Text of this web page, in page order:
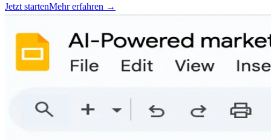
Jetzt startenMehr erfahren →